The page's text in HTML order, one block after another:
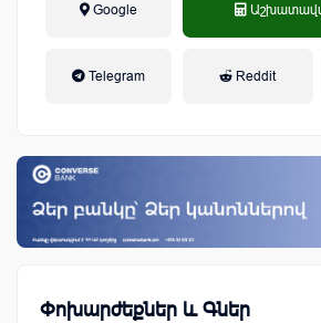
Google
Telegram Reddit
Փոխարժեքներ և Գներ